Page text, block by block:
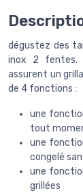
dégustez des
inox 2 fentes.
assurent un
de 4 fonctions :
une
tout
une
congelé
une
grillées